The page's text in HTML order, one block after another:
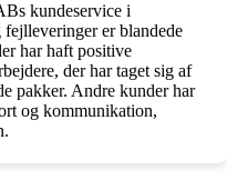
kundeservice i
er blandede
har haft positive
der har taget sig af
pakker. Andre kunder har
og kommunikation,